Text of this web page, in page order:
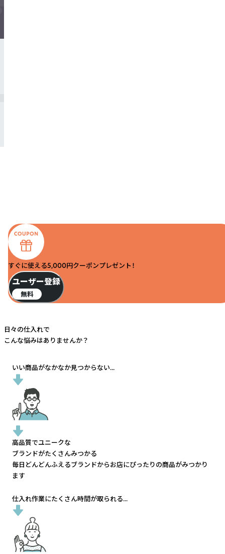
すぐに使える5,000円クーポンプレゼント！
ユーザー登録
無料
日々の仕入れで
こんな悩みはありませんか？
いい商品がなかなか見つからない...
高品質でユニークな
ブランドがたくさんみつかる
毎日どんどんふえるブランドからお店にぴったりの商品がみつかり
ます
仕入れ作業にたくさん時間が取られる...